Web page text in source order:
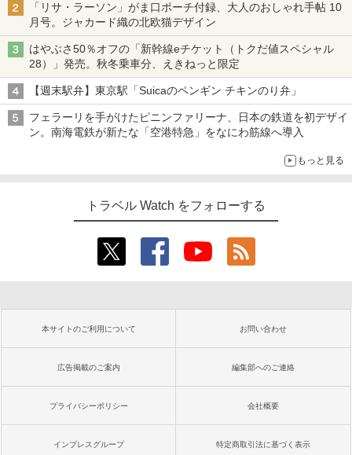
「リサ・ラーソン」がま口ポーチ付録、大人のおしゃれ手帖 10
月号。ジャカード織の北欧猫デザイン
はやぶさ50％オフの「新幹線eチケット（トクだ値スペシャル
28）」発売。秋冬乗車分、えきねっと限定
【週末駅弁】東京駅「Suicaのペンギン チキンのり弁」
フェラーリを手がけたピニンファリーナ、日本の鉄道を初デザイ
ン。南海電鉄が新たな「空港特急」をなにわ筋線へ導入
もっと見る
トラベル Watch をフォローする
本サイトのご利用について お問い合わせ
広告掲載のご案内 編集部へのご連絡
プライバシーポリシー 会社概要
インプレスグループ 特定商取引法に基づく表示